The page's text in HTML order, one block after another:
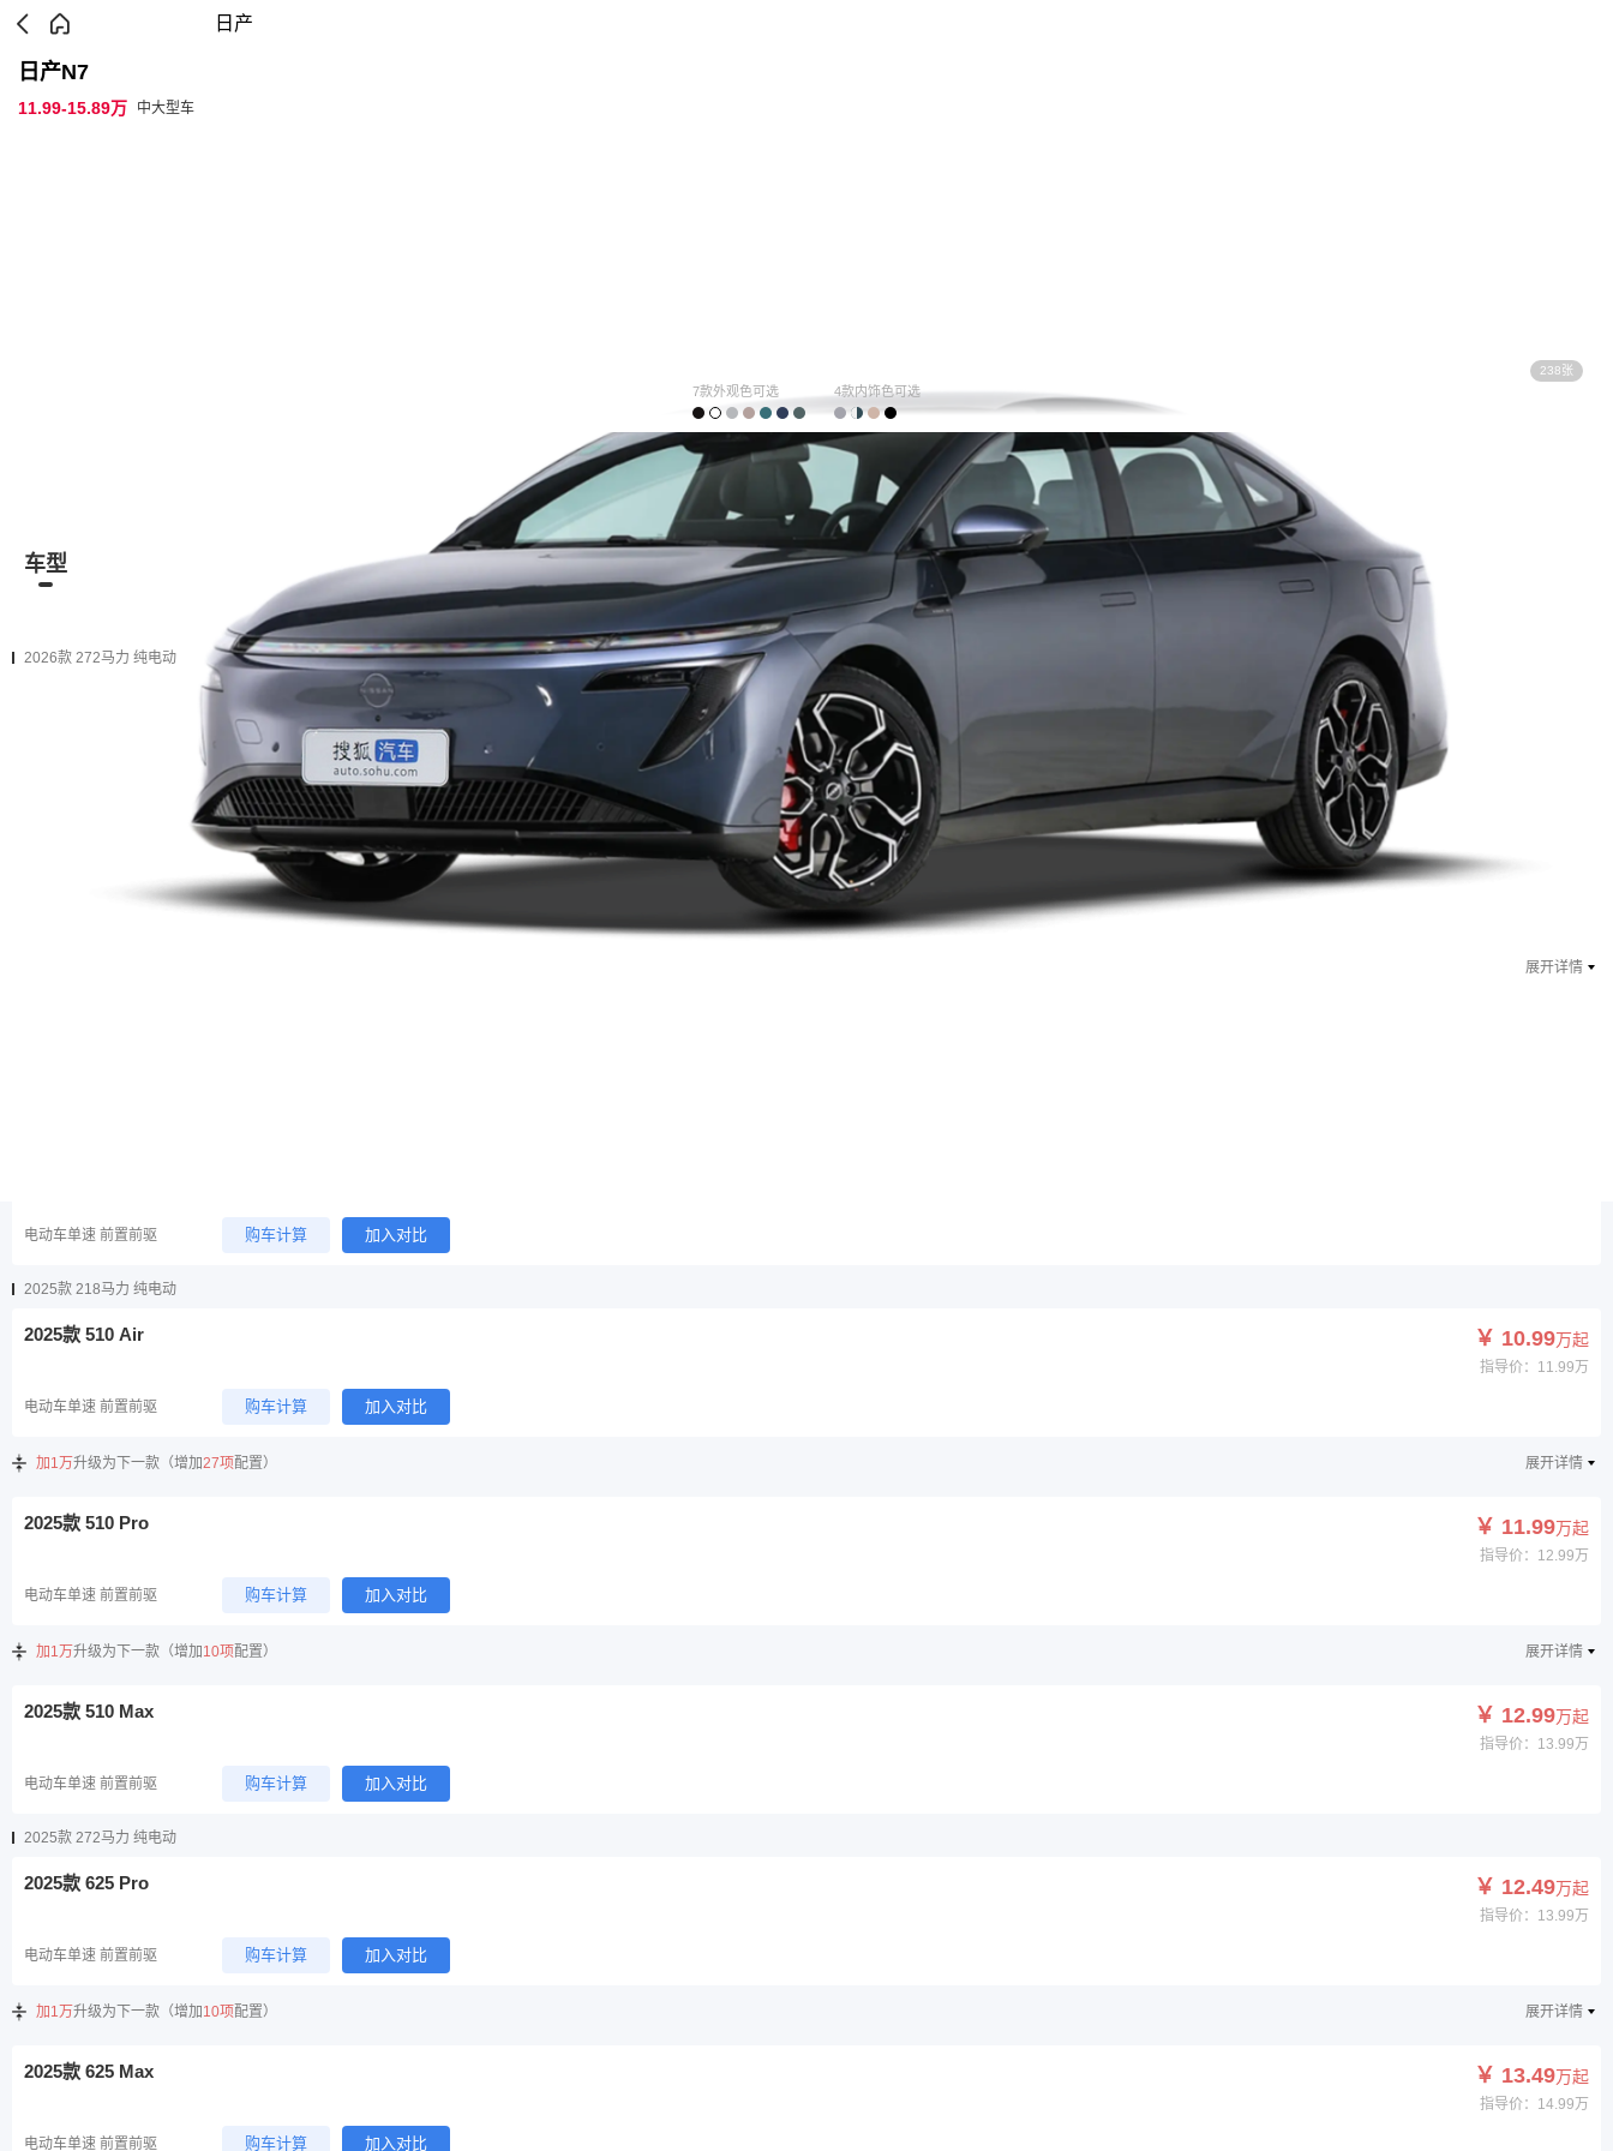
日产
238张
日产N7
11.99-15.89万 中大型车
7款外观色可选 4款内饰色可选
购车计算 车主口碑
车型
2026款 272马力 纯电动
购车计算 加入对比
2026款 625 Pro 莱茵骑士
指导价：14.89万
购车计算 加入对比
展开详情
电动车单速 前置前驱 购车计算 加入对比
2025款 218马力 纯电动
2025款 510 Air ￥ 10.99万起
指导价：11.99万
电动车单速 前置前驱 购车计算 加入对比
加1万升级为下一款（增加27项配置） 展开详情
2025款 510 Pro ￥ 11.99万起
指导价：12.99万
电动车单速 前置前驱 购车计算 加入对比
加1万升级为下一款（增加 10项配置） 展开详情
2025款 510 Max ￥ 12.99万起
指导价：13.99万
电动车单速 前置前驱 购车计算 加入对比
2025款 272马力 纯电动
2025款 625 Pro ￥ 12.49万起
指导价：13.99万
电动车单速 前置前驱 购车计算 加入对比
加1万升级为下一款（增加 10项配置） 展开详情
2025款 625 Max ￥ 13.49万起
指导价：14.99万
电动车单速 前置前驱 购车计算 加入对比